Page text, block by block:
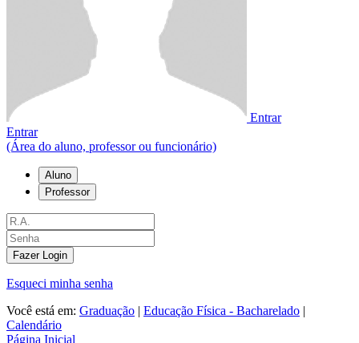
Entrar
Entrar
(Área do aluno, professor ou funcionário)
Aluno
Professor
Fazer Login
Esqueci minha senha
Você está em: Graduação | Educação Física - Bacharelado |
Calendário
Página Inicial